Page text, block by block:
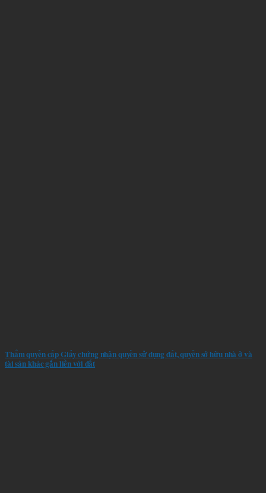
Thẩm quyền cấp Giấy chứng nhận quyền sử dụng đất, quyền sở hữu nhà ở và
tài sản khác gắn liền với đất